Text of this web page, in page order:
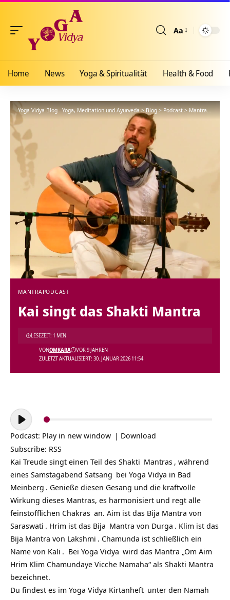
Aa
Home News Yoga & Spiritualität Health & Food
Yoga Vidya Blog - Yoga, Meditation und Ayurveda>Blog>Podcast>Mantra>Kai
MANTRAPODCAST
Kai singt das Shakti Mantra
ZULETZT AKTUALISIERT: 30. JANUAR 2026 11:54
VONOMKARA VOR 9 JAHREN
LESEZEIT: 1 MIN
Audio-
Player
Podcast: Play in new window | Download
Subscribe: RSS
Kai Treude singt einen Teil des Shakti Mantras , während
eines Samstagabend Satsang bei Yoga Vidya in Bad
Meinberg . Genieße diesen Gesang und die kraftvolle
Wirkung dieses Mantras, es harmonisiert und regt alle
feinstofflichen Chakras an. Aim ist das Bija Mantra von
Saraswati . Hrim ist das Bija Mantra von Durga . Klim ist das
Bija Mantra von Lakshmi . Chamunda ist schließlich ein
Name von Kali . Bei Yoga Vidya wird das Mantra „Om Aim
Hrim Klim Chamundaye Vicche Namaha“ als Shakti Mantra
bezeichnet.
Du findest es im Yoga Vidya Kirtanheft unter den Namah